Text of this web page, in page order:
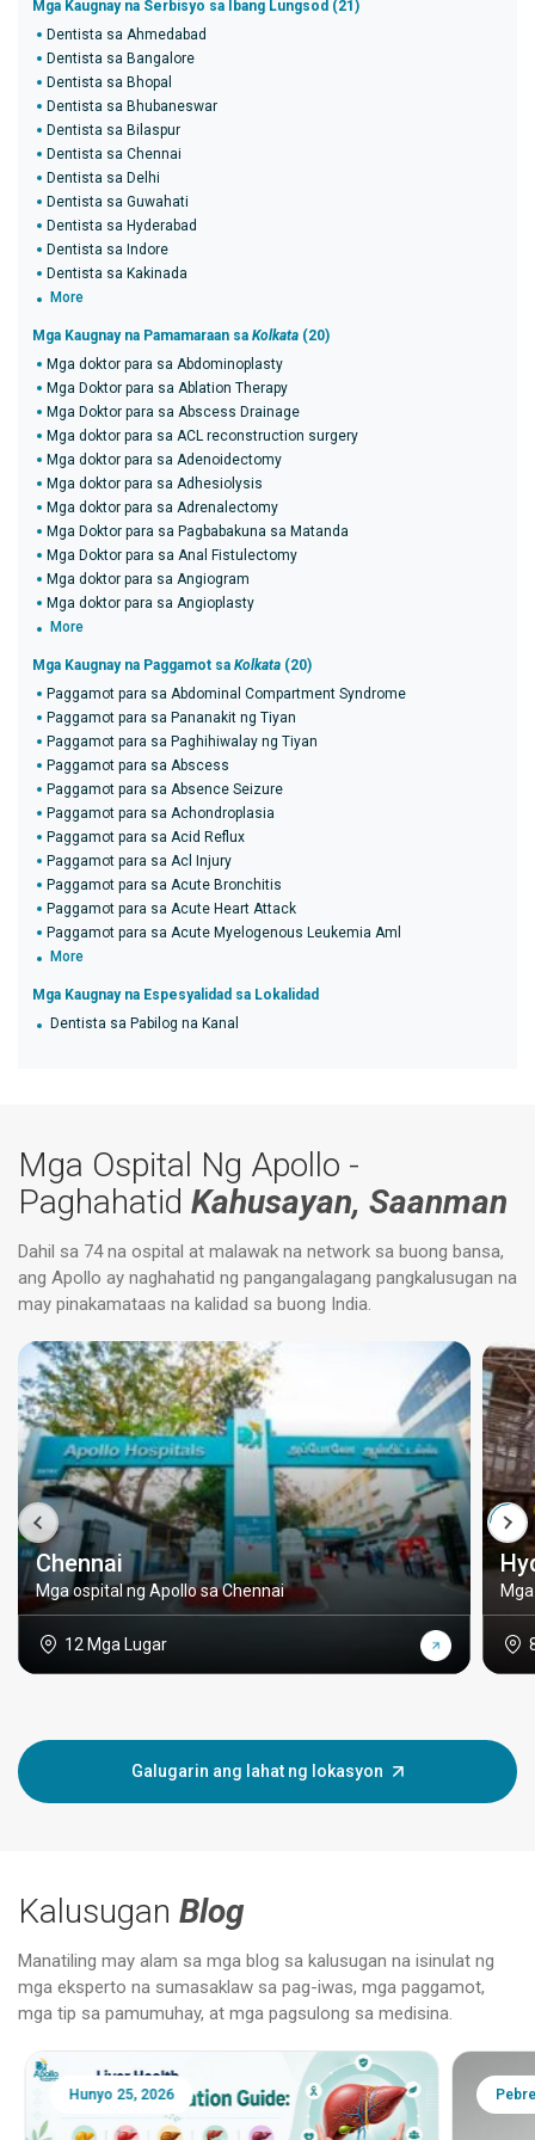
Mga Kaugnay na Serbisyo sa Ibang Lungsod (21)
Dentista sa Ahmedabad
Dentista sa Bangalore
Dentista sa Bhopal
Dentista sa Bhubaneswar
Dentista sa Bilaspur
Dentista sa Chennai
Dentista sa Delhi
Dentista sa Guwahati
Dentista sa Hyderabad
Dentista sa Indore
Dentista sa Kakinada
More
Mga Kaugnay na Pamamaraan sa Kolkata (20)
Mga doktor para sa Abdominoplasty
Mga Doktor para sa Ablation Therapy
Mga Doktor para sa Abscess Drainage
Mga doktor para sa ACL reconstruction surgery
Mga doktor para sa Adenoidectomy
Mga doktor para sa Adhesiolysis
Mga doktor para sa Adrenalectomy
Mga Doktor para sa Pagbabakuna sa Matanda
Mga Doktor para sa Anal Fistulectomy
Mga doktor para sa Angiogram
Mga doktor para sa Angioplasty
More
Mga Kaugnay na Paggamot sa Kolkata (20)
Paggamot para sa Abdominal Compartment Syndrome
Paggamot para sa Pananakit ng Tiyan
Paggamot para sa Paghihiwalay ng Tiyan
Paggamot para sa Abscess
Paggamot para sa Absence Seizure
Paggamot para sa Achondroplasia
Paggamot para sa Acid Reflux
Paggamot para sa Acl Injury
Paggamot para sa Acute Bronchitis
Paggamot para sa Acute Heart Attack
Paggamot para sa Acute Myelogenous Leukemia Aml
More
Mga Kaugnay na Espesyalidad sa Lokalidad
Dentista sa Pabilog na Kanal
Mga Ospital Ng Apollo -
Paghahatid Kahusayan, Saanman
Dahil sa 74 na ospital at malawak na network sa buong bansa,
ang Apollo ay naghahatid ng pangangalagang pangkalusugan na
may pinakamataas na kalidad sa buong India.
Chennai
Mga ospital ng Apollo sa Chennai
12 Mga Lugar
Galugarin ang lahat ng lokasyon
Kalusugan Blog
Manatiling may alam sa mga blog sa kalusugan na isinulat ng
mga eksperto na sumasaklaw sa pag-iwas, mga paggamot,
mga tip sa pamumuhay, at mga pagsulong sa medisina.
Hunyo 25, 2026